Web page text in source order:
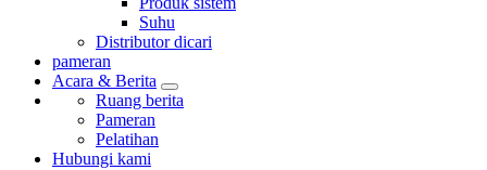
Suhu
Distributor dicari
pameran
Acara & Berita
Ruang berita
Pameran
Pelatihan
Hubungi kami